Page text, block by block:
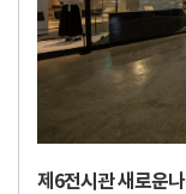
제6전시관 새로운